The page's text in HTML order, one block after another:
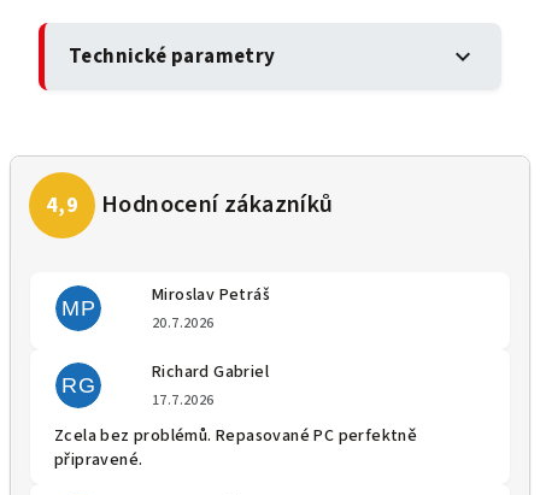
Technické parametry expand_more
MP
Miroslav Petráš
20.7.2026
RG
Richard Gabriel
17.7.2026
Zcela bez problémů. Repasované PC perfektně
připravené.